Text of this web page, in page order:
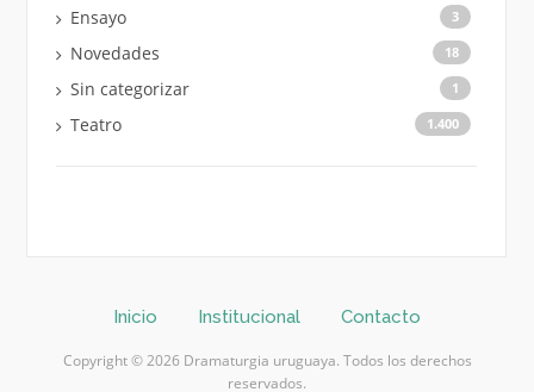
Ensayo 3
Novedades 18
Sin categorizar 1
Teatro 1.400
Inicio Institucional Contacto
Copyright © 2026 Dramaturgia uruguaya. Todos los derechos
reservados.